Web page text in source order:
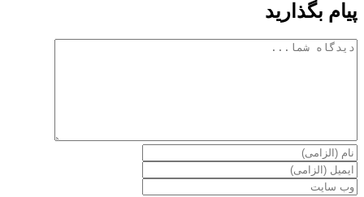
پیام بگذارید
دیدگاه